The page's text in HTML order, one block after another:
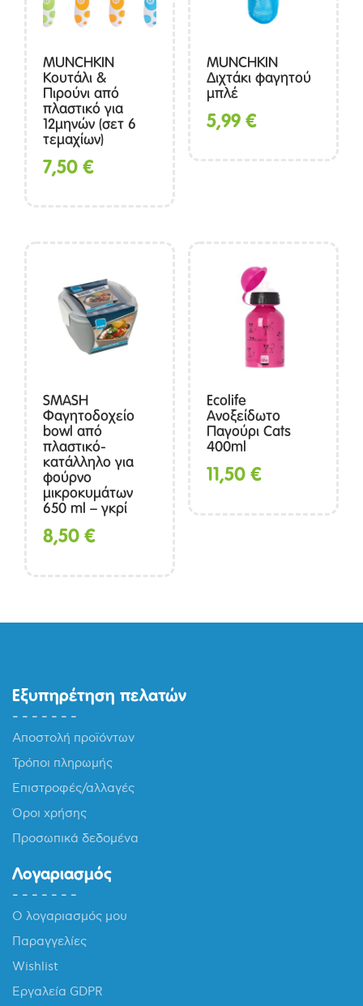
MUNCHKIN
Κουτάλι &
Πιρούνι από
πλαστικό για
12μηνών (σετ 6
τεμαχίων)
7,50€
MUNCHKIN
Διχτάκι φαγητού
μπλέ
5,99€
SMASH
Φαγητοδοχείο
bowl από
πλαστικό-
κατάλληλο για
φούρνο
μικροκυμάτων
650 ml – γκρί
8,50€
Ecolife
Ανοξείδωτο
Παγούρι Cats
400ml
11,50€
Εξυπηρέτηση πελατών
Αποστολή προϊόντων
Τρόποι πληρωμής
Επιστροφές/αλλαγές
Όροι χρήσης
Προσωπικά δεδομένα
Λογαριασμός
Ο λογαριασμός μου
Παραγγελίες
Wishlist
Εργαλεία GDPR